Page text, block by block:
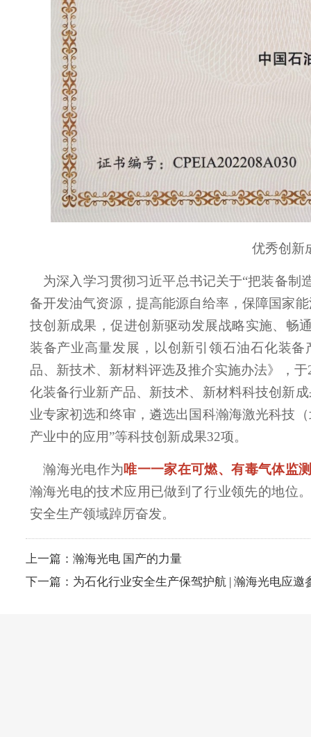
优秀创新
为深入学习贯彻习近平总书记关于“把装备制
备开发油气资源，提高能源自给率，保障国家
技创新成果，促进创新驱动发展战略实施、畅
装备产业高量发展，以创新引领石油石化装
品、新技术、新材料评选及推介实施办法》，
化装备行业新产品、新技术、新材料科技创新
业专家初选和终审，遴选出国科瀚海激光科技
产业中的应用”等科技创新成果32项。
瀚海光电作为唯一一家在可燃、有毒气体监
瀚海光电的技术应用已做到了行业领先的地位
安全生产领域踔厉奋发。
上一篇： 瀚海光电 国产的力量
下一篇： 为石化行业安全生产保驾护航 | 瀚海光电应